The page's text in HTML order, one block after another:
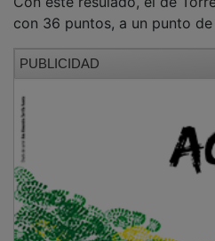
con 36 puntos, a un punto de